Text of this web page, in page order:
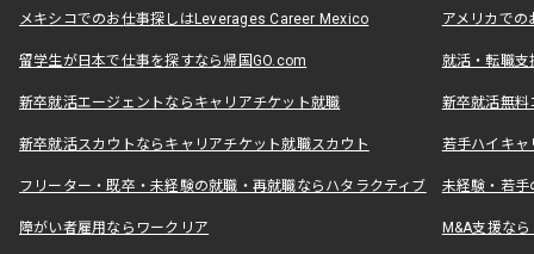
メキシコでのお仕事探しはLeverages Career Mexico アメリカで
留学生が日本で仕事を探すなら帰国GO.com 就活・転職
新卒就活エージェントならキャリアチケット就職 新卒就活無料
新卒就活スカウトならキャリアチケット就職スカウト 若手ハイキ
フリーター・既卒・未経験の就職・再就職ならハタラクティブ 未経験・若手
障がい者雇用ならワークリア M&A支援な